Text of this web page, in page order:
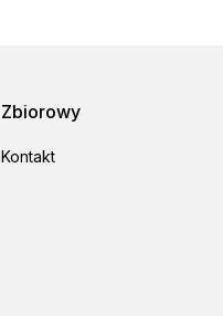
Zbiorowy
Kontakt